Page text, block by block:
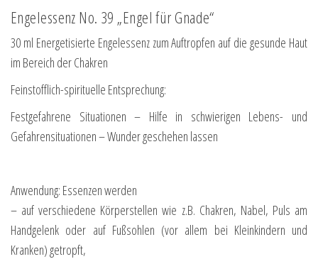
Engelessenz No. 39 „Engel für Gnade“
30 ml Energetisierte Engelessenz zum Auftropfen auf die gesunde Haut
im Bereich der Chakren
Feinstofflich-spirituelle Entsprechung:
Festgefahrene Situationen – Hilfe in schwierigen Lebens- und
Gefahrensituationen – Wunder geschehen lassen
Anwendung: Essenzen werden
– auf verschiedene Körperstellen wie z.B. Chakren, Nabel, Puls am
Handgelenk oder auf Fußsohlen (vor allem bei Kleinkindern und
Kranken) getropft,